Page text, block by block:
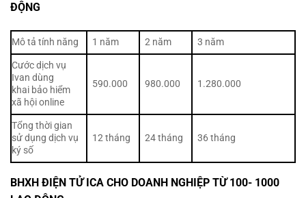
ĐỘNG
Mô tả tính năng 1 năm 2 năm
3 năm
Cước dịch vụ
Ivan dùng
khai bảo hiểm
xã hội online
590.000 980.000 1.280.000
Tổng thời gian
sử dụng dịch vụ
ký số
12 tháng 24 tháng 36 tháng
BHXH ĐIỆN TỬ ICA CHO DOANH NGHIỆP TỪ 100- 1000